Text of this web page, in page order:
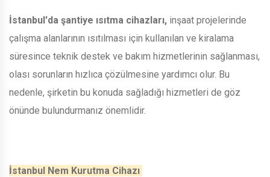
İstanbul'da şantiye ısıtma cihazları, inşaat projelerinde
çalışma alanlarının ısıtılması için kullanılan ve kiralama
süresince teknik destek ve bakım hizmetlerinin sağlanması,
olası sorunların hızlıca çözülmesine yardımcı olur. Bu
nedenle, şirketin bu konuda sağladığı hizmetleri de göz
önünde bulundurmanız önemlidir.
İstanbul Nem Kurutma Cihazı